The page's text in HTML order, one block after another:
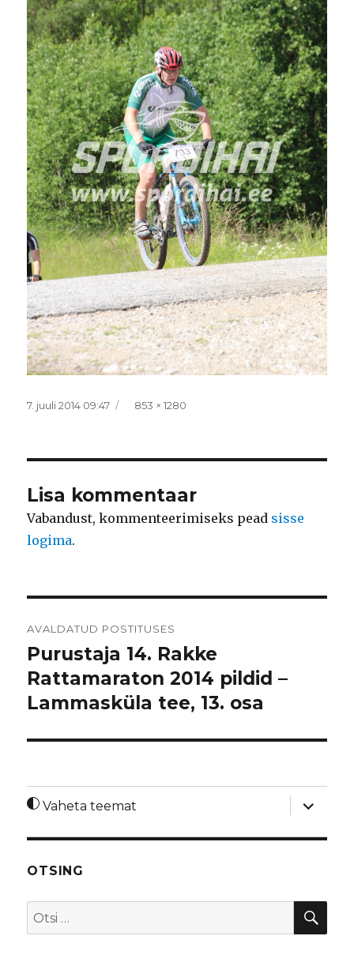
Postitatud
7. juuli 2014 09:47 Täissuurus
853 × 1280
Lisa kommentaar
Vabandust, kommenteerimiseks pead sisse
logima.
AVALDATUD POSTITUSES
Purustaja 14. Rakke
Rattamaraton 2014 pildid –
Lammasküla tee, 13. osa
Vaheta teemat
laienda
OTSING
Otsi: